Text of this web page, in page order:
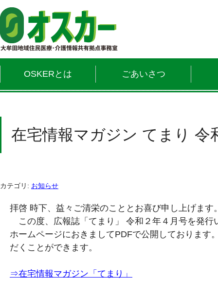
OSKERとは ごあいさつ
在宅情報マガジン てまり 令
カテゴリ: お知らせ
拝啓 時下、益々ご清栄のこととお喜び申し上げます
この度、広報誌「てまり」 令和２年４月号を発行
ホームページにおきましてPDFで公開しております
だくことができます。
⇒在宅情報マガジン「てまり」